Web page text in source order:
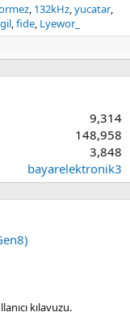
132kHz yucatar
fide Lyewor_
9,314
148,958
3,848
bayarelektronik3
kılavuzu.